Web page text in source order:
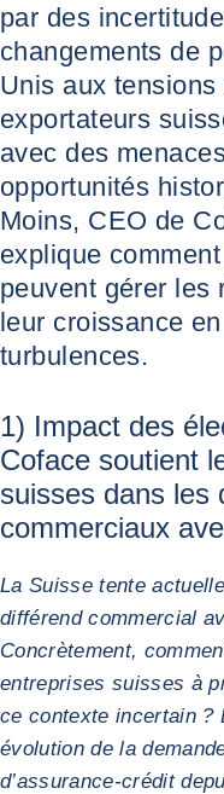
par des
changements de
Unis aux
exportateurs
avec des
opportunités
Moins, CEO de
explique
peuvent gérer les
leur croissance
turbulences.
1) Impact des
Coface soutient
suisses dans les
commerciaux
La Suisse tente
différend commercial
Concrètement,
entreprises suisses à
ce contexte incertain ?
évolution de la
d’assurance-crédit